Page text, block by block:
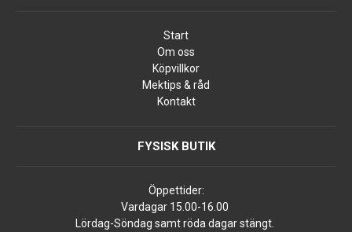
Start
Om oss
Köpvillkor
Mektips & råd
Kontakt
FYSISK BUTIK
Öppettider:
Vardagar 15.00-16.00
Lördag-Söndag samt röda dagar stängt.